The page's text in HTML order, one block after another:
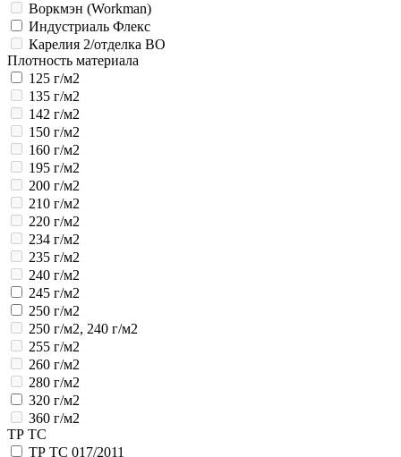
Воркмэн (Workman)
Индустриаль Флекс
Карелия 2/отделка ВО
Плотность материала
125 г/м2
135 г/м2
142 г/м2
150 г/м2
160 г/м2
195 г/м2
200 г/м2
210 г/м2
220 г/м2
234 г/м2
235 г/м2
240 г/м2
245 г/м2
250 г/м2
250 г/м2, 240 г/м2
255 г/м2
260 г/м2
280 г/м2
320 г/м2
360 г/м2
ТР ТС
ТР ТС 017/2011